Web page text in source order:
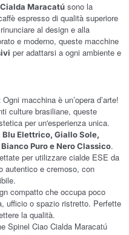
Maracatú sono la
espresso di qualità superiore
al design e alla
e moderno, queste macchine
per adattarsi a ogni ambiente e
Ogni macchina è un’opera d’arte!
culture brasiliane, queste
per un'esperienza unica.
Blu Elettrico, Giallo Sole,
Puro e Nero Classico.
per utilizzare cialde ESE da
autentico e cremoso, con
compatto che occupa poco
ufficio o spazio ristretto. Perfette
la qualità.
Spinel Ciao Cialda Maracatú